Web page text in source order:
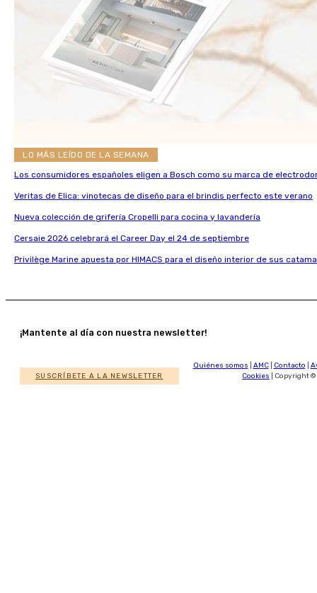
LO MÁS LEÍDO DE LA SEMANA
Los consumidores españoles eligen a Bosch como su marca de
Veritas de Elica: vinotecas de diseño para el brindis perfecto este verano
Nueva colección de grifería Cropelli para cocina y lavandería
Cersaie 2026 celebrará el Career Day el 24 de septiembre
Privilège Marine apuesta por HIMACS para el diseño interior de sus
¡Mantente al día con nuestra newsletter!
SUSCRÍBETE A LA NEWSLETTER
Quiénes somos AMC| Contacto
Cookies | Copyright